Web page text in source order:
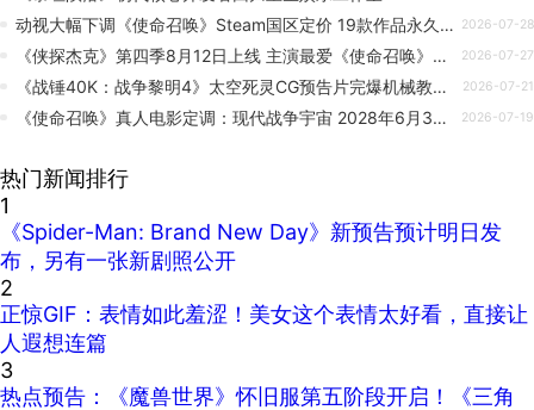
动视大幅下调《使命召唤》Steam国区定价 19款作品永久降价 2026-07-28
《侠探杰克》第四季8月12日上线 主演最爱《使命召唤》游戏 2026-07-27
《战锤40K：战争黎明4》太空死灵CG预告片完爆机械教，但我依然最爱兽人版预告。 2026-07-21
《使命召唤》真人电影定调：现代战争宇宙 2028年6月30日上映 2026-07-19
热门新闻排行
1
《Spider-Man: Brand New Day》新预告预计明日发
布，另有一张新剧照公开
2
正惊GIF：表情如此羞涩！美女这个表情太好看，直接让
人遐想连篇
3
热点预告：《魔兽世界》怀旧服第五阶段开启！《三角